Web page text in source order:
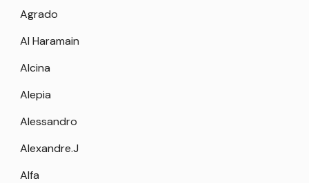
Agrado
Al Haramain
Alcina
Alepia
Alessandro
Alexandre.J
Alfa